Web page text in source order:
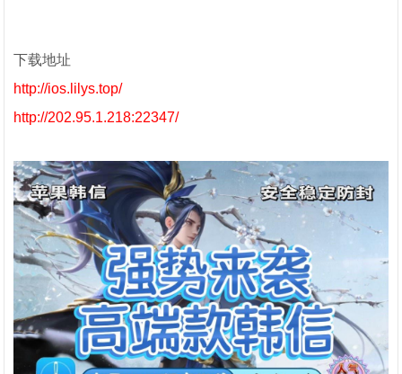
下载地址
http://ios.lilys.top/
http://202.95.1.218:22347/